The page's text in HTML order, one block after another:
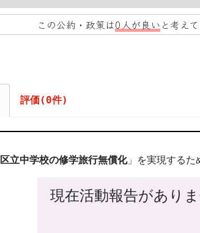
この公約・政策は0人が良い と考え
評価(0件)
区立中学校の修学旅行無償化」を実現するた
現在活動報告がありま